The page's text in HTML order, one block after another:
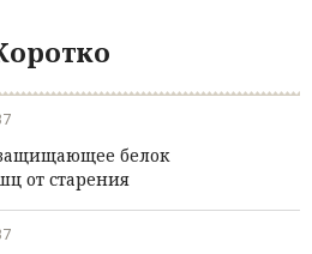
белок
от старения